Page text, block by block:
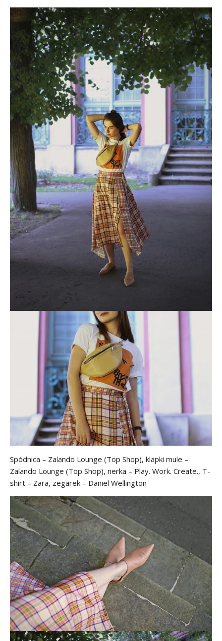
Spódnica – Zalando Lounge (Top Shop), klapki mule –
Zalando Lounge (Top Shop), nerka – Play. Work. Create., T-
shirt – Zara, zegarek – Daniel Wellington